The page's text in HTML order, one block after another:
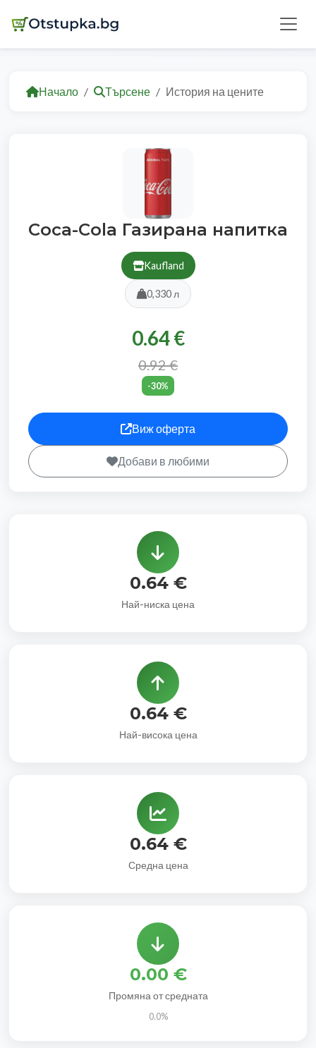
Начало Търсене История на цените
Coca-Cola Газирана напитка
Kaufland
0,330 л
0.64 €
0.92 €
-30%
Виж оферта
Добави в любими
0.64 €
Най-ниска цена
0.64 €
Най-висока цена
0.64 €
Средна цена
0.00 €
Промяна от средната
0.0%